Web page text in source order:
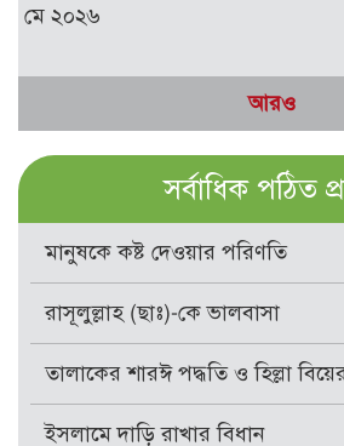
মে ২০২৬
আরও
সর্বাধিক পঠিত
মানুষকে কষ্ট দেওয়ার পরিণতি
রাসূলুল্লাহ (ছাঃ)-কে ভালবাসা
তালাকের শারঈ পদ্ধতি ও হিল্লা
ইসলামে দাড়ি রাখার বিধান